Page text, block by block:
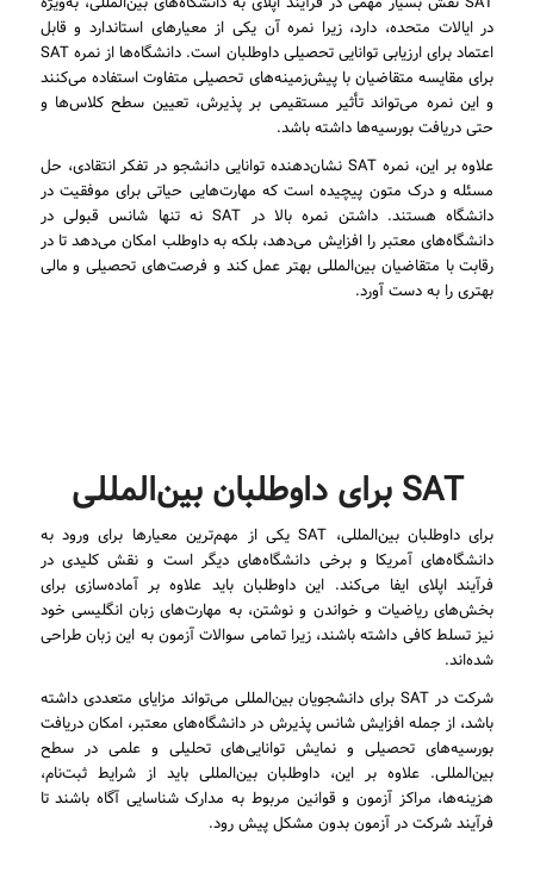
در ایالات متحده، دارد، زیرا نمره آن یکی از معیارهای استاندارد و قابل
اعتماد برای ارزیابی توانایی تحصیلی داوطلبان است. دانشگاه‌ها از نمره SAT
برای مقایسه متقاضیان با پیش‌زمینه‌های تحصیلی متفاوت استفاده می‌کنند
و این نمره می‌تواند تأثیر مستقیمی بر پذیرش، تعیین سطح کلاس‌ها و
حتی دریافت بورسیه‌ها داشته باشد.
علاوه بر این، نمره SAT نشان‌دهنده توانایی دانشجو در تفکر انتقادی، حل
مسئله و درک متون پیچیده است که مهارت‌هایی حیاتی برای موفقیت در
دانشگاه هستند. داشتن نمره بالا در SAT نه تنها شانس قبولی در
دانشگاه‌های معتبر را افزایش می‌دهد، بلکه به داوطلب امکان می‌دهد تا در
رقابت با متقاضیان بین‌المللی بهتر عمل کند و فرصت‌های تحصیلی و مالی
بهتری را به دست آورد.
SAT برای داوطلبان بین‌المللی
برای داوطلبان بین‌المللی، SAT یکی از مهم‌ترین معیارها برای ورود به
دانشگاه‌های آمریکا و برخی دانشگاه‌های دیگر است و نقش کلیدی در
فرآیند اپلای ایفا می‌کند. این داوطلبان باید علاوه بر آماده‌سازی برای
بخش‌های ریاضیات و خواندن و نوشتن، به مهارت‌های زبان انگلیسی خود
نیز تسلط کافی داشته باشند، زیرا تمامی سوالات آزمون به این زبان طراحی
شده‌اند.
شرکت در SAT برای دانشجویان بین‌المللی می‌تواند مزایای متعددی داشته
باشد، از جمله افزایش شانس پذیرش در دانشگاه‌های معتبر، امکان دریافت
بورسیه‌های تحصیلی و نمایش توانایی‌های تحلیلی و علمی در سطح
بین‌المللی. علاوه بر این، داوطلبان بین‌المللی باید از شرایط ثبت‌نام،
هزینه‌ها، مراکز آزمون و قوانین مربوط به مدارک شناسایی آگاه باشند تا
فرآیند شرکت در آزمون بدون مشکل پیش رود.